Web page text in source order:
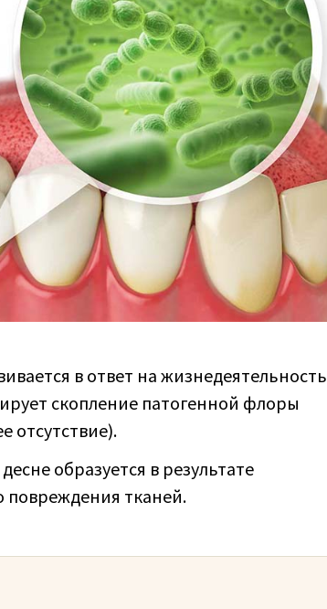
в ответ на жизнедеятельность
скопление патогенной флоры
отсутствие).
образуется в результате
повреждения тканей.